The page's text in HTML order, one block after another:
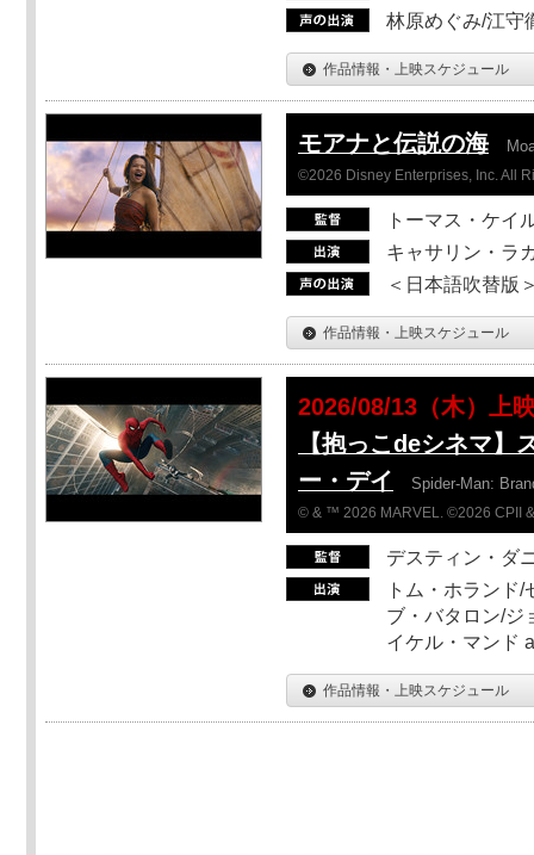
林原めぐみ/江守
作品情報・上映スケジュール
モアナと伝説の海
©2026 Disney Enterprises, Inc. All
トーマス・ケイ
キャサリン・ラ
＜日本語吹替版
作品情報・上映スケジュール
2026/08/13（木）上
【抱っこdeシネマ】
ー・デイ
Spider-Man:
© & ™ 2026 MARVEL. ©2026 CPII
デスティン・ダ
トム・ホランド
ブ・バタロン/ジ
イケル・マンド
作品情報・上映スケジュール